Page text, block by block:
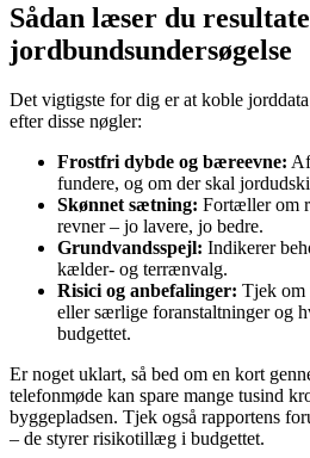
Sådan læser du
jordbundsundersøgelse
Det vigtigste for dig er at koble
efter disse nøgler:
Frostfri dybde og bæreevne:
fundere, og om der skal
Skønnet sætning: Fortæller om
revner – jo lavere, jo bedre.
Grundvandsspejl: Indikerer
kælder- og terrænvalg.
Risici og anbefalinger: Tjek om
eller særlige foranstaltninger og
budgettet.
Er noget uklart, så bed om en kort
telefonmøde kan spare mange tusind
byggepladsen. Tjek også rapportens
– de styrer risikotillæg i budgettet.